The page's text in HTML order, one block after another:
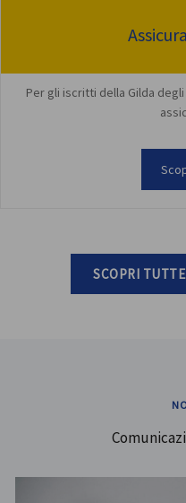
Per gli iscritti della Gilda
SCOPRI